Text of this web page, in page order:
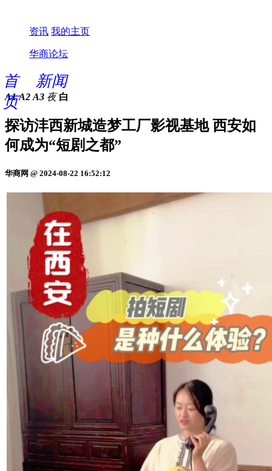
资讯 我的主页
华商论坛
首
页
新闻
A1 A2 A3 夜 白
探访沣西新城造梦工厂影视基地 西安如
何成为“短剧之都”
华商网 @ 2024-08-22 16:52:12